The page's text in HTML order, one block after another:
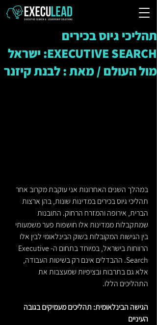
תהליכי גיוס בכירים
EXECUTIVE SEARCH: ישראל
מול העולם / מאת : לבנת קיזנר
במהלך השנים האחרונות אני עוקבת מקרוב אחר
תהליכי גיוס בכירים במדינות שונות, בהן ארצות
הברית, אירופה והמזרח הרחוק. התובנות
שמתקבלות ממדינות אלו חושפות פער משמעותי
בין הגישות המקובלות בשוק הבינלאומי לבין אלו
הרווחות בישראל, במיוחד בתחום ה-Executive
Search. ההבדלים אינם רק בשיטות העבודה,
אלא גם בתרבות ובציפיות שמעצבות את
התהליכים הללו.
הגישה הבינלאומית: תהליכים מעמיקים בגובה
העיניים